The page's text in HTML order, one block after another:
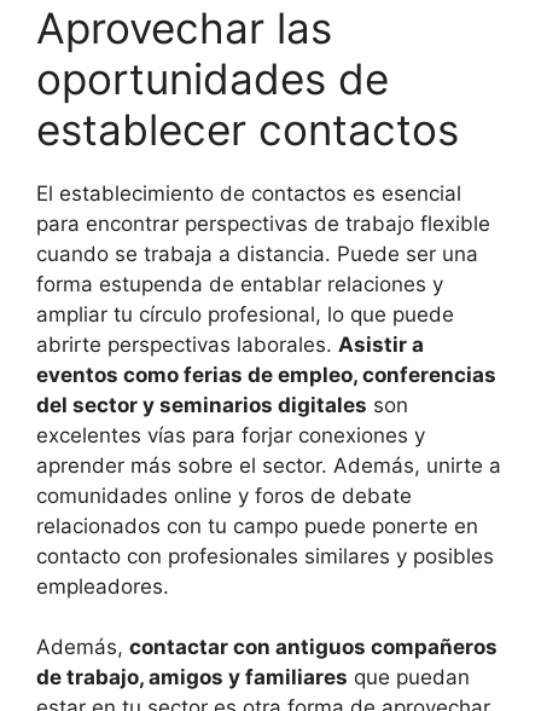
Aprovechar las
oportunidades de
establecer contactos
El establecimiento de contactos es esencial
para encontrar perspectivas de trabajo flexible
cuando se trabaja a distancia. Puede ser una
forma estupenda de entablar relaciones y
ampliar tu círculo profesional, lo que puede
abrirte perspectivas laborales. Asistir a
eventos como ferias de empleo, conferencias
del sector y seminarios digitales son
excelentes vías para forjar conexiones y
aprender más sobre el sector. Además, unirte a
comunidades online y foros de debate
relacionados con tu campo puede ponerte en
contacto con profesionales similares y posibles
empleadores.
Además, contactar con antiguos compañeros
de trabajo, amigos y familiares que puedan